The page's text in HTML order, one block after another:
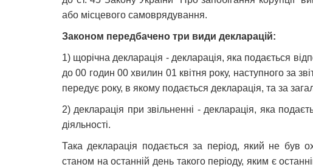
або місцевого самоврядування.
Законом передбачено три види декларацій:
1) щорічна декларація - декларація, яка подається
до 00 годин 00 хвилин 01 квітня року, наступного за
передує року, в якому подається декларація, та за
2) декларація при звільненні - декларація, яка
діяльності.
Така декларація подається за період, який не був
станом на останній день такого періоду, яким є